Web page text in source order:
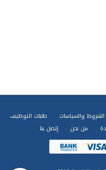
الشروط والسياسات
طلبات التوظيف
من نحن إتصل بنا